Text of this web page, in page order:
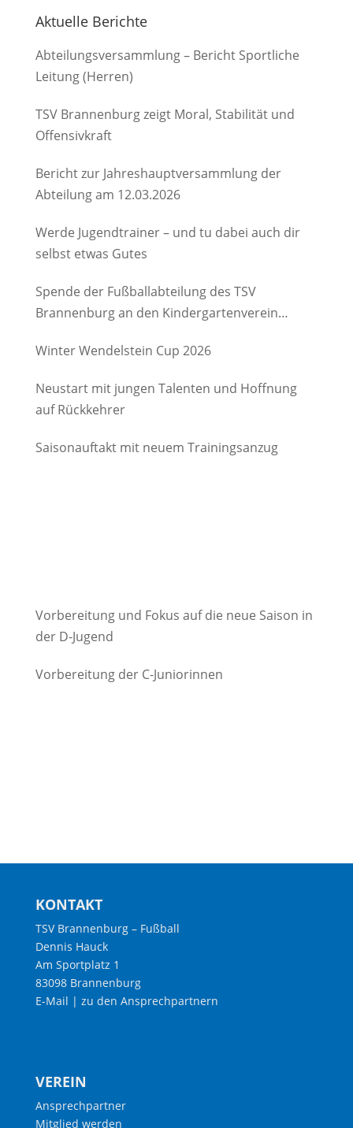
Aktuelle Berichte
Abteilungsversammlung – Bericht Sportliche
Leitung (Herren)
TSV Brannenburg zeigt Moral, Stabilität und
Offensivkraft
Bericht zur Jahreshauptversammlung der
Abteilung am 12.03.2026
Werde Jugendtrainer – und tu dabei auch dir
selbst etwas Gutes
Spende der Fußballabteilung des TSV
Brannenburg an den Kindergartenverein
Winter Wendelstein Cup 2026
Neustart mit jungen Talenten und Hoffnung
auf Rückkehrer
Saisonauftakt mit neuem Trainingsanzug
Vorbereitung und Fokus auf die neue Saison in
der D-Jugend
Vorbereitung der C-Juniorinnen
KONTAKT
TSV Brannenburg – Fußball
Dennis Hauck
Am Sportplatz 1
83098 Brannenburg
E-Mail | zu den Ansprechpartnern
VEREIN
Ansprechpartner
Mitglied werden